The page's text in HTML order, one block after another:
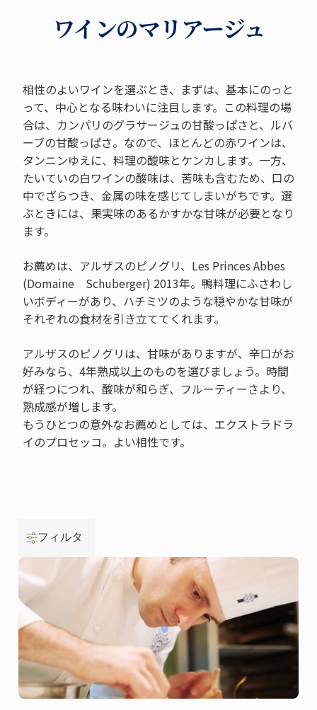
ワインのマリアージュ
相性のよいワインを選ぶとき、まずは、基本にのっと
って、中心となる味わいに注目します。この料理の場
合は、カンパリのグラサージュの甘酸っぱさと、ルバ
ーブの甘酸っぱさ。なので、ほとんどの赤ワインは、
タンニンゆえに、料理の酸味とケンカします。一方、
たいていの白ワインの酸味は、苦味も含むため、口の
中でざらつき、金属の味を感じてしまいがちです。選
ぶときには、果実味のあるかすかな甘味が必要となり
ます。
お薦めは、アルザスのピノグリ、Les Princes Abbes
(Domaine Schuberger) 2013年。鴨料理にふさわし
いボディーがあり、ハチミツのような穏やかな甘味が
それぞれの食材を引き立ててくれます。
アルザスのピノグリは、甘味がありますが、辛口がお
好みなら、4年熟成以上のものを選びましょう。時間
が経つにつれ、酸味が和らぎ、フルーティーさより、
熟成感が増します。
もうひとつの意外なお薦めとしては、エクストラドラ
イのプロセッコ。よい相性です。
フィルタ